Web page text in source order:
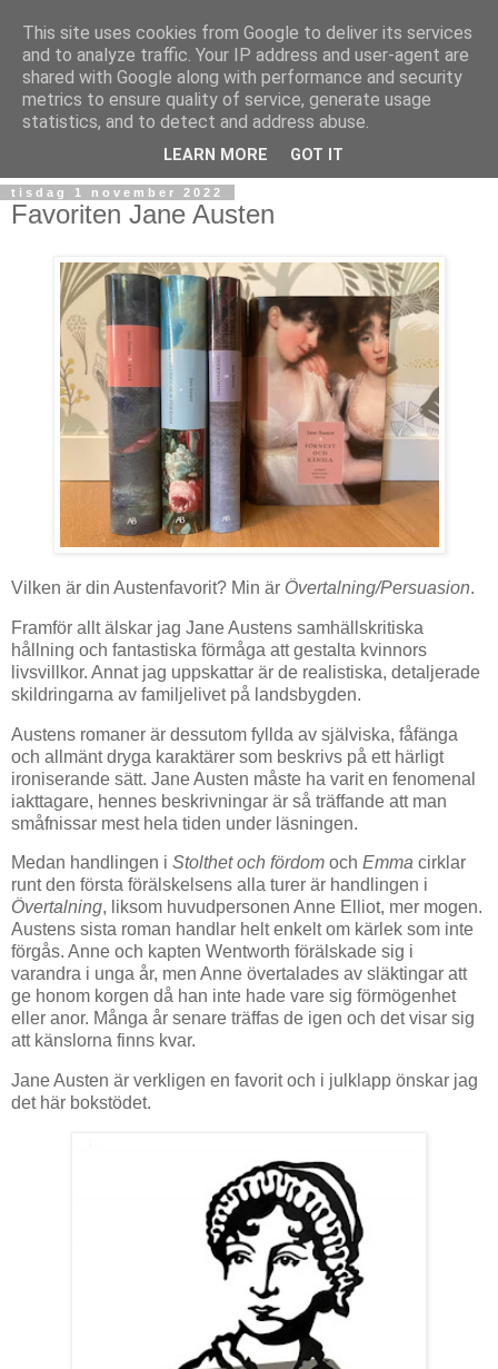
tisdag 1 november 2022
Favoriten Jane Austen
Vilken är din Austenfavorit? Min är Övertalning/Persuasion.
Framför allt älskar jag Jane Austens samhällskritiska
hållning och fantastiska förmåga att gestalta kvinnors
livsvillkor. Annat jag uppskattar är de realistiska, detaljerade
skildringarna av familjelivet på landsbygden.
Austens romaner är dessutom fyllda av själviska, fåfänga
och allmänt dryga karaktärer som beskrivs på ett härligt
ironiserande sätt. Jane Austen måste ha varit en fenomenal
iakttagare, hennes beskrivningar är så träffande att man
småfnissar mest hela tiden under läsningen.
Medan handlingen i Stolthet och fördom och Emma cirklar
runt den första förälskelsens alla turer är handlingen i
Övertalning, liksom huvudpersonen Anne Elliot, mer mogen.
Austens sista roman handlar helt enkelt om kärlek som inte
förgås. Anne och kapten Wentworth förälskade sig i
varandra i unga år, men Anne övertalades av släktingar att
ge honom korgen då han inte hade vare sig förmögenhet
eller anor. Många år senare träffas de igen och det visar sig
att känslorna finns kvar.
Jane Austen är verkligen en favorit och i julklapp önskar jag
det här bokstödet.
This site uses cookies from Google to deliver its services
and to analyze traffic. Your IP address and user-agent are
shared with Google along with performance and security
metrics to ensure quality of service, generate usage
statistics, and to detect and address abuse.
LEARN MORE GOT IT